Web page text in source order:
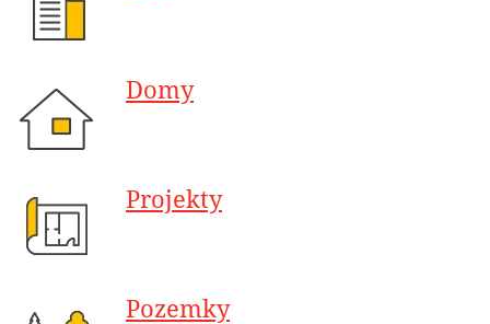
Domy
Projekty
Pozemky